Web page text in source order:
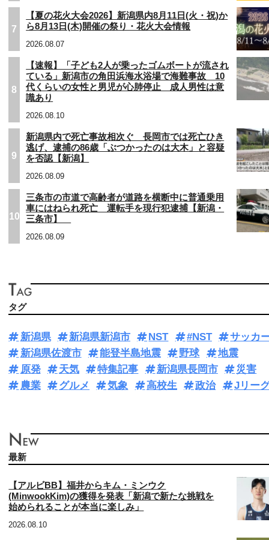
7
【夏の花火大会2026】新潟県内8月11日(火・祝)か
ら8月13日(木)開催の祭り・花火大会情報
2026.08.07
8
【速報】「子ども2人が乗ったゴムボートが流され
ている」新潟市の角田浜海水浴場で海難事故 10
代くらいの女性と男児が心肺停止 成人男性は意
識あり
2026.08.10
9
新潟県内で死亡事故相次ぐ 長岡市では死亡ひき
逃げ、逮捕の86歳「ぶつかったのは大木」と容疑
を否認【新潟】
2026.08.09
10
三条市の市道で高齢者が道路を横断中に普通乗用
車にはねられ死亡 運転手を現行犯逮捕【新潟・
三条市】
2026.08.09
タグ
新潟県 新潟県新潟市 NST #NST
サッカ
新潟県佐渡市
能登半島地震 野球
地震
原発
天気 特集記事 新潟県長岡市
災害
農業
グルメ 気象 高校生 政治 Jリー
最新
【アルビBB】福井からキム・ミンウク
(MinwookKim)の獲得を発表「新潟で新たな挑戦を
始められることが本当に楽しみ」
2026.08.10